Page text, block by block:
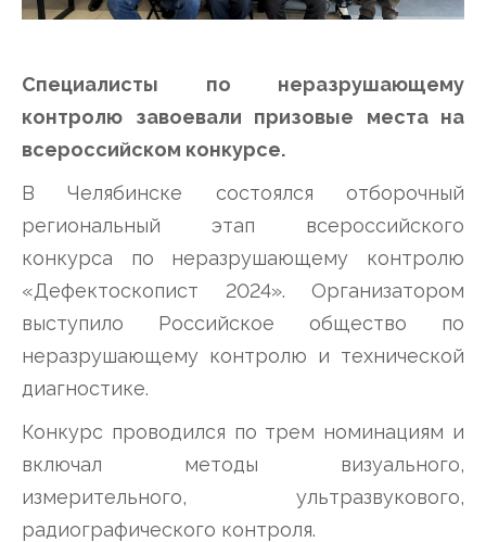
Специалисты по неразрушающему
контролю завоевали призовые места на
всероссийском конкурсе.
В Челябинске состоялся отборочный
региональный этап всероссийского
конкурса по неразрушающему контролю
«Дефектоскопист 2024». Организатором
выступило Российское общество по
неразрушающему контролю и технической
диагностике.
Конкурс проводился по трем номинациям и
включал методы визуального,
измерительного, ультразвукового,
радиографического контроля.